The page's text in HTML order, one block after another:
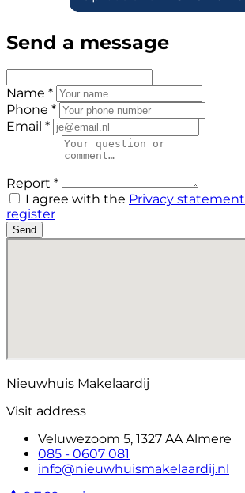
Send a message
Name *
Phone *
Email *
Report *
I agree with the Privacy statement
register
Send
Nieuwhuis Makelaardij
Visit address
Veluwezoom 5, 1327 AA Almere
085 - 0607 081
info@nieuwhuismakelaardij.nl